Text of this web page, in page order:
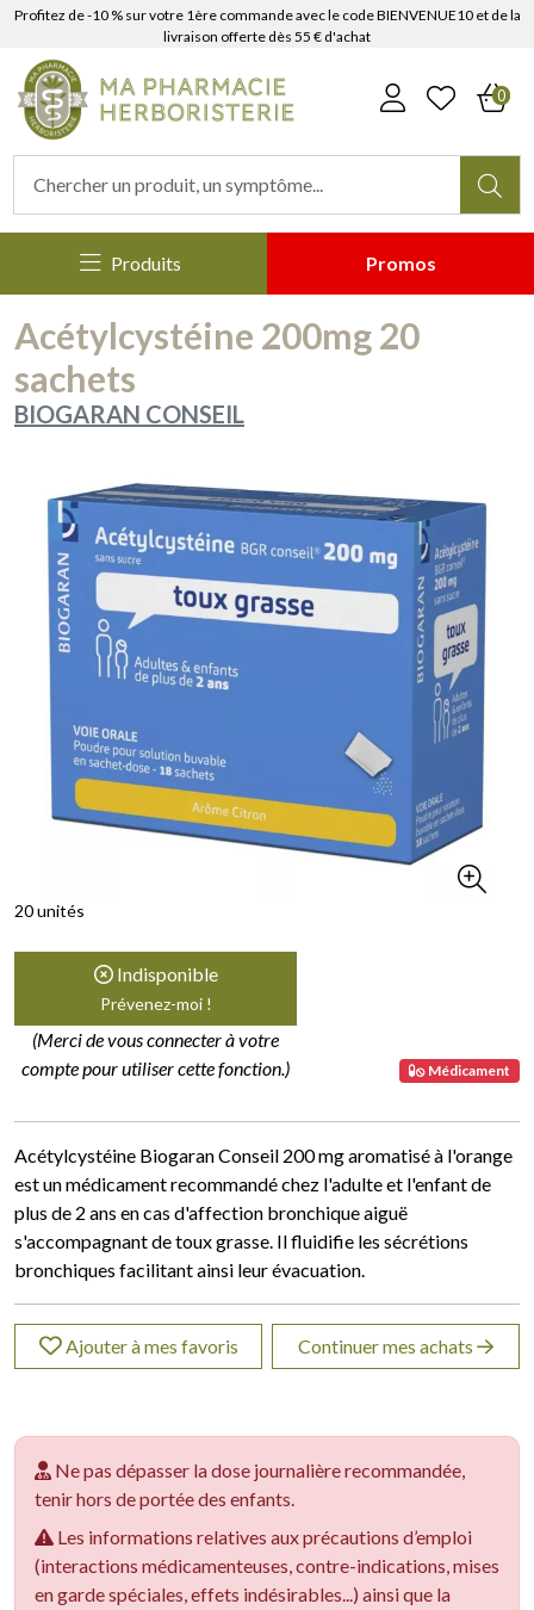
Profitez de -10 % sur votre 1ère commande avec le code BIENVENUE10 et de la
livraison offerte dès 55 € d'achat
0
Produits Promos
Acétylcystéine 200mg 20
sachets
BIOGARAN CONSEIL
20 unités
Indisponible
Prévenez-moi !
(Merci de vous connecter à votre
compte pour utiliser cette fonction.)
Médicament
Acétylcystéine Biogaran Conseil 200 mg aromatisé à l'orange
est un médicament recommandé chez l'adulte et l'enfant de
plus de 2 ans en cas d'affection bronchique aiguë
s'accompagnant de toux grasse. Il fluidifie les sécrétions
bronchiques facilitant ainsi leur évacuation.
Ajouter à mes favoris Continuer mes achats
Ne pas dépasser la dose journalière recommandée,
tenir hors de portée des enfants.
Les informations relatives aux précautions d’emploi
(interactions médicamenteuses, contre-indications, mises
en garde spéciales, effets indésirables...) ainsi que la